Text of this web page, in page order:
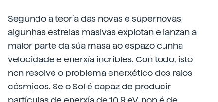
Segundo a teoría das novas e supernovas,
algunhas estrelas masivas explotan e lanzan a
maior parte da súa masa ao espazo cunha
velocidade e enerxía incribles. Con todo, isto
non resolve o problema enerxético dos raios
cósmicos. Se o Sol é capaz de producir
partículas de enerxía de 10 9 eV, non é de